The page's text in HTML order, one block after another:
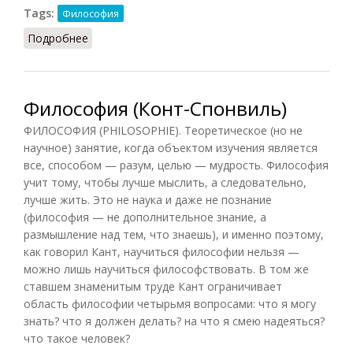
Tags:
Философия
Подробнее
Философия (Конт-Спонвиль)
ФИЛОСОФИЯ (PHILOSOPHIE). Теоретическое (но не
научное) занятие, когда объектом изучения является
все, способом — разум, целью — мудрость. Философия
учит тому, чтобы лучше мыслить, а следовательно,
лучше жить. Это не наука и даже не познание
(философия — не дополнительное знание, а
размышление над тем, что знаешь), и именно поэтому,
как говорил Кант, научиться философии нельзя —
можно лишь научиться философствовать. В том же
ставшем знаменитым труде Кант ограничивает
область философии четырьмя вопросами: что я могу
знать? что я должен делать? на что я смею надеяться?
что такое человек?